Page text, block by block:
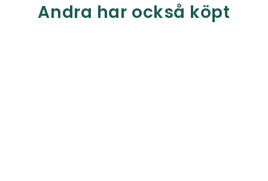
Andra har också köpt